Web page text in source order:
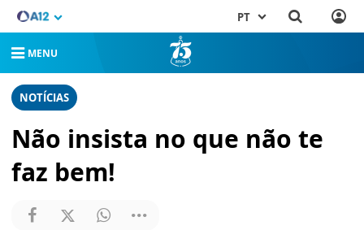
PT
MENU
NOTÍCIAS
Não insista no que não te
faz bem!